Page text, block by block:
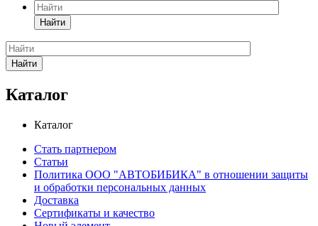
Найти
Найти
Каталог
Каталог
Стать партнером
Статьи
Политика ООО "АВТОБИБИКА" в отношении защиты
и обработки персональных данных
Доставка
Сертификаты и качество